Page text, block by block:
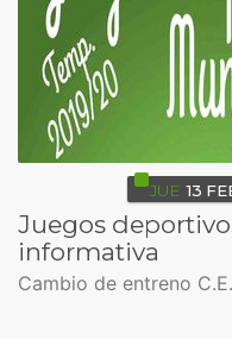
JUE 13
Juegos
informativa
Cambio de entreno